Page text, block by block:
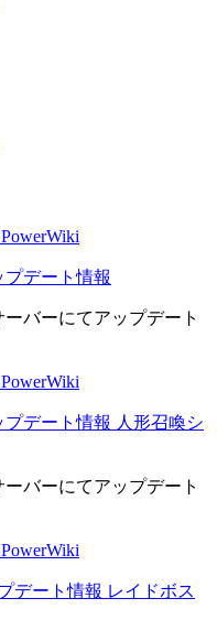
プデート情報
バーにてアップデート
プデート情報 人形召喚シ
バーにてアップデート
デート情報 レイドボス